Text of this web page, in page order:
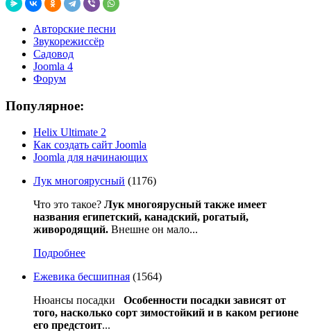
Авторские песни
Звукорежиссёр
Садовод
Joomla 4
Форум
Популярное:
Helix Ultimate 2
Как создать сайт Joomla
Joomla для начинающих
Лук многоярусный (1176)
Что это такое? Лук многоярусный также имеет
названия египетский, канадский, рогатый,
живородящий. Внешне он мало...
Подробнее
Ежевика бесшипная (1564)
Нюансы посадки Особенности посадки зависят от
того, насколько сорт зимостойкий и в каком регионе
его предстоит...